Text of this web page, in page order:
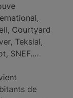
Courtyard
Teksial,
SNEF….
de